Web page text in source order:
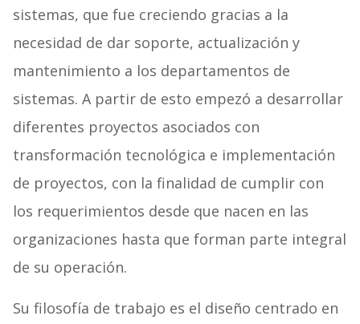
sistemas, que fue creciendo gracias a la
necesidad de dar soporte, actualización y
mantenimiento a los departamentos de
sistemas. A partir de esto empezó a desarrollar
diferentes proyectos asociados con
transformación tecnológica e implementación
de proyectos, con la finalidad de cumplir con
los requerimientos desde que nacen en las
organizaciones hasta que forman parte integral
de su operación.
Su filosofía de trabajo es el diseño centrado en